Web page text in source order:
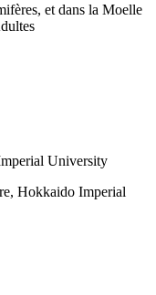
et dans la Moelle
University
Hokkaido Imperial